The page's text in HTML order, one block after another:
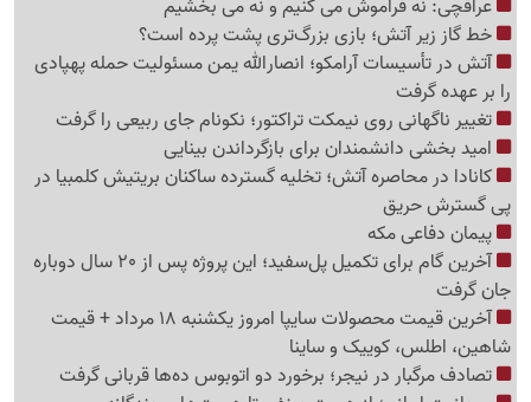
عراقچی: نه فراموش می کنیم و نه می بخشیم
خط گاز زیر آتش؛ بازی بزرگ‌تری پشت پرده است؟
آتش در تأسیسات آرامکو؛ انصارالله یمن مسئولیت حمله پهپادی
را بر عهده گرفت
تغییر ناگهانی روی نیمکت تراکتور؛ نکونام جای ربیعی را گرفت
امید بخشی دانشمندان برای بازگرداندن بینایی
کانادا در محاصره آتش؛ تخلیه گسترده ساکنان بریتیش کلمبیا در
پی گسترش حریق
پیمان دفاعی مکه
آخرین گام برای تکمیل پل‌سفید؛ این پروژه پس از 20 سال دوباره
جان گرفت
آخرین قیمت محصولات سایپا امروز یکشنبه 18 مرداد + قیمت
شاهین، اطلس، کوییک و ساینا
تصادف مرگبار در نیجر؛ برخورد دو اتوبوس ده‌ها قربانی گرفت